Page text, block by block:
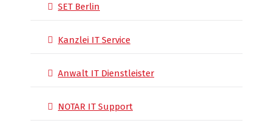
SET Berlin
Kanzlei IT Service
Anwalt IT Dienstleister
NOTAR IT Support